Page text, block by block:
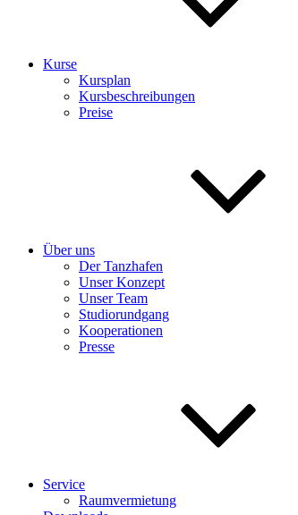
Kurse
Kursplan
Kursbeschreibungen
Preise
Über uns
Der Tanzhafen
Unser Konzept
Unser Team
Studiorundgang
Kooperationen
Presse
Service
Raumvermietung